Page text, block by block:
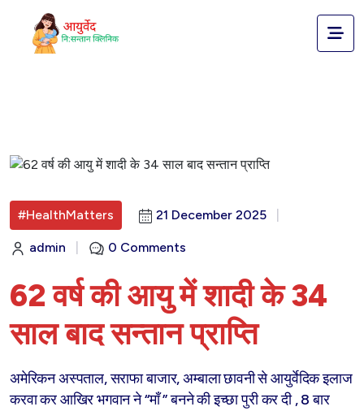
#HealthMatters 21 December 2025
admin 0 Comments
62 वर्ष की आयु में शादी के 34
साल बाद सन्तान प्राप्ति
अमेरिकन अस्पताल, सराफा बाजार, अम्बाला छावनी से आयुर्वेदिक इलाज
करवा कर आखिर भगवान ने “माँ ” बनने की इच्छा पुरी कर दी , 8 बार